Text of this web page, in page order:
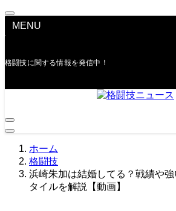
MENU
格闘技に関する情報を発信中！
ホーム
格闘技
浜崎朱加は結婚してる？戦績や
タイルを解説【動画】